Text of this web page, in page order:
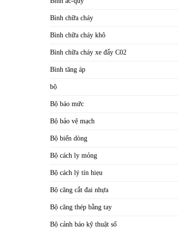
Bình chữa cháy
Bình chữa cháy khô
Bình chữa cháy xe đẩy C02
Bình tăng áp
bộ
Bộ báo mức
Bộ bảo vệ mạch
Bộ biến dòng
Bộ cách ly mỏng
Bộ cách lý tín hiẹu
Bộ căng cắt đai nhựa
Bộ căng thép bằng tay
Bộ cảnh báo kỹ thuật số